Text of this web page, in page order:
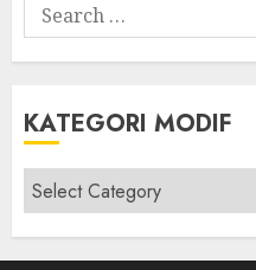
Search
for:
KATEGORI MODIF
Kategori
modif